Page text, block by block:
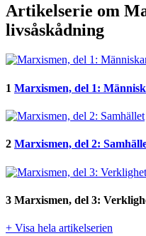
Artikelserie om
livsåskådning
1 Marxismen, del 1:
2 Marxismen, del 2:
3 Marxismen, del 3:
+ Visa hela artikelserien